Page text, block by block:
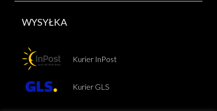
WYSYŁKA
Kurier InPost
Kurier GLS